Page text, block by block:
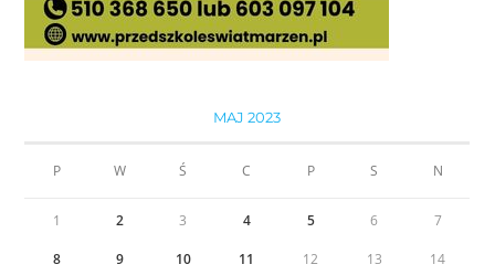
MAJ 2023
P W Ś C P S N
1 2 3 4 5 6 7
8 9 10 11 12 13 14